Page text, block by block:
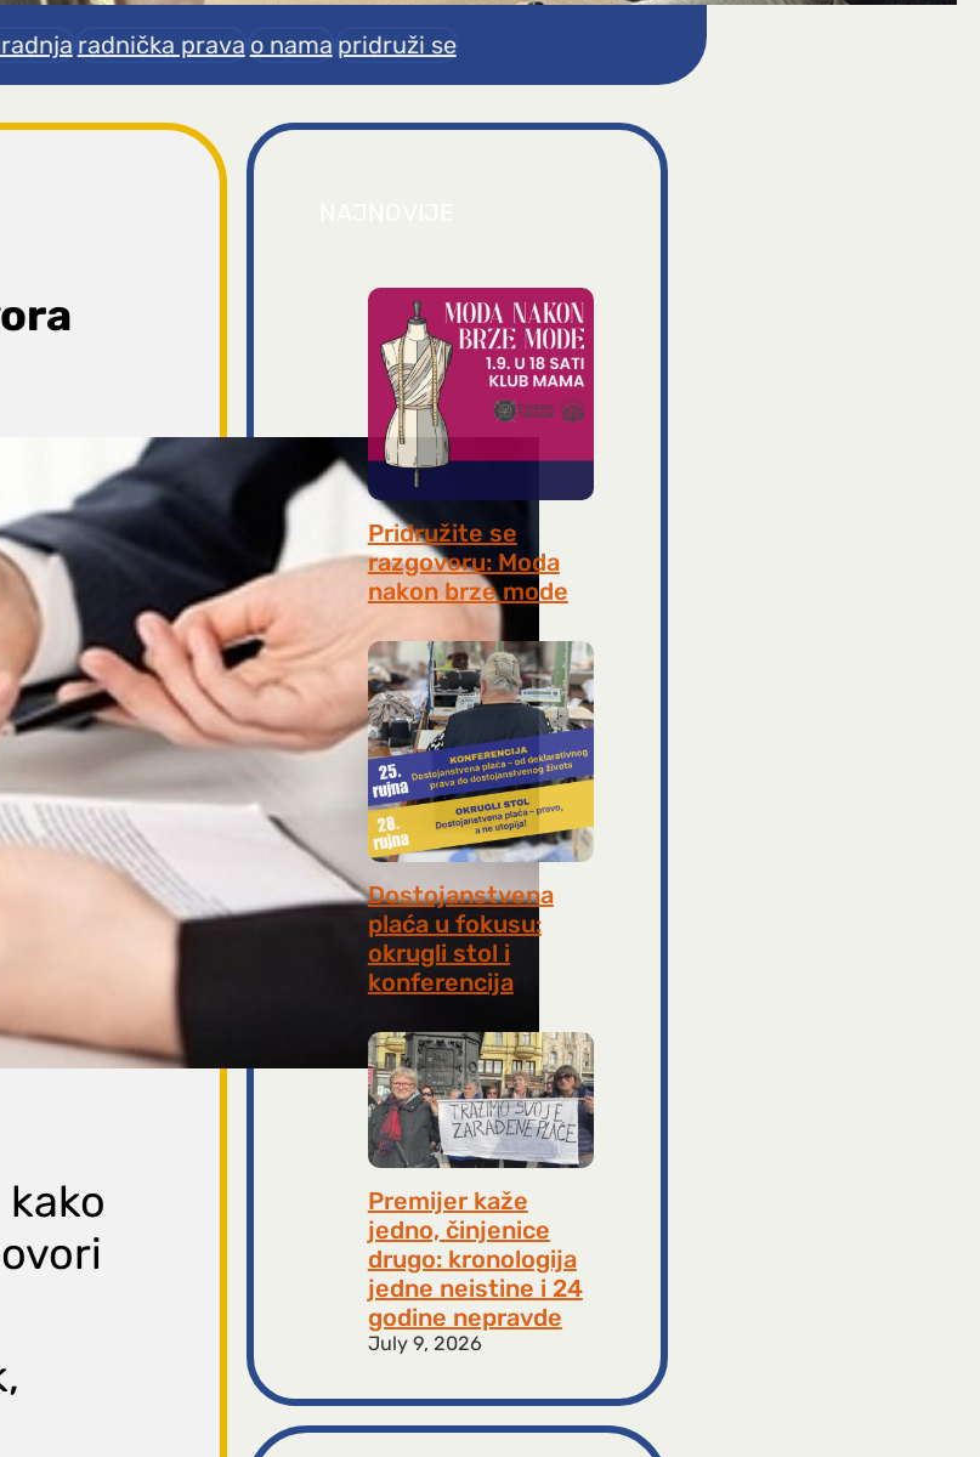
radnička prava o nama pridruži se
Pridružite se
razgovoru: Moda
nakon brze mode
July 31, 2026
Dostojanstvena
plaća u fokusu:
okrugli stol i
konferencija
Premijer kaže
jedno, činjenice
drugo: kronologija
jedne neistine i 24
godine nepravde
July 9, 2026